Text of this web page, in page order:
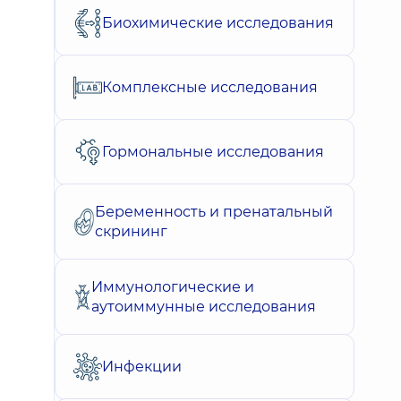
Биохимические исследования
Комплексные исследования
Гормональные исследования
Беременность и пренатальный
скрининг
Иммунологические и
аутоиммунные исследования
Инфекции